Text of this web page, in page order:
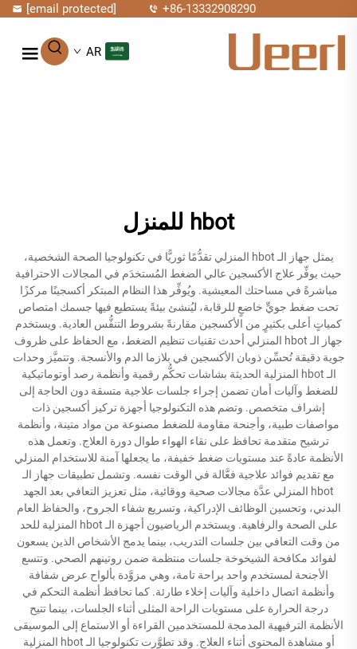
+86-13332908290
[email protected]
AR
hbot للمنزل
يمثل جهاز الـ hbot المنزلي تقدُّمًا ثوريًّا في تكنولوجيا الصحة الشخصية،
حيث يوفِّر علاج الأكسجين عالي الضغط المُستخدَم في المجالات الاحترافية
مباشرةً في مساحتك المعيشية. ويُوفِّر هذا النظام المبتكر أكسجينًا مركزًا
تحت ضغط جويٍّ خاضعٍ للرقابة، ليُنشئ بيئةً يستطيع فيها جسمك امتصاص
كمياتٍ أعلى بكثيرٍ من الأكسجين مقارنةً بشروط التنفُّس العادية. ويستخدم
جهاز الـ hbot المنزلي أحدث تقنيات تنظيم الضغط، مع الحفاظ على ظروف
جوية دقيقة تُحسِّن ذوبان الأكسجين في بلازما الدم والأنسجة. وتتميَّز وحدات
الـ hbot المنزلية الحديثة بشاشات تحكُّم رقمية وأنظمة رصد أوتوماتيكية
للضغط وآليات أمان تضمن إجراء جلسات علاجية متسقة دون الحاجة إلى
إشراف متخصص. وتضم هذه التكنولوجيا أجهزة تركيز أكسجين ذات
مواصفات طبية، وأجنحة مقاومة للضغط مصنوعة من مواد متينة، وأنظمة
ترشيح متقدمة تحافظ على نقاء الهواء طوال دورة العلاج. وتعمل هذه
الأنظمة عادةً عند مستويات ضغط خفيفة، ما يجعلها آمنة للاستخدام المنزلي
مع تقديم فوائد علاجية فعَّالة في الوقت نفسه. وتشمل تطبيقات جهاز الـ
hbot المنزلي عدَّة مجالات صحية ووقائية، مثل تعزيز التعافي بعد الجهد
البدني، وتحسين الوظائف الإدراكية، وتسريع شفاء الجروح، والحفاظ العام
على الصحة والرفاهية. ويستخدم الرياضيون أجهزة الـ hbot المنزلية للحد
من وقت التعافي بين جلسات التدريب، بينما يدمج الأشخاص الذين يسعون
لفوائد مكافحة الشيخوخة جلسات منتظمة ضمن روتينهم الصحي. وتتسع
الأجنحة لمستخدم واحد براحة تامة، وهي مزوَّدة بألواح عرض شفافة
وأنظمة اتصال داخلية وآليات إخلاء طارئة. كما تحافظ أنظمة التحكم في
درجة الحرارة على مستويات الراحة المثلى أثناء الجلسات، بينما تتيح
الأنظمة الترفيهية المدمجة للمستخدمين القراءة أو الاستماع إلى الموسيقى
أو مشاهدة المحتوى أثناء العلاج. وقد تطوَّرت تكنولوجيا الـ hbot المنزلية